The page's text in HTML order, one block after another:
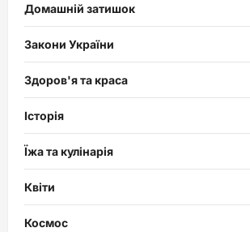
Домашній затишок
Закони України
Здоров'я та краса
Історія
Їжа та кулінарія
Квіти
Космос